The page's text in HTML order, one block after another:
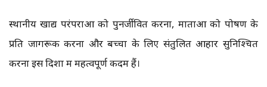
स्थानीय खाद्य परंपराओं को पुनर्जीवित करना, माताओं को पोषण के
प्रति जागरूक करना और बच्चों के लिए संतुलित आहार सुनिश्चित
करना इस दिशा में महत्वपूर्ण कदम हैं।